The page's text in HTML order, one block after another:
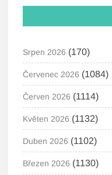
Srpen 2026 (170)
Červenec 2026 (1084)
Červen 2026 (1114)
Květen 2026 (1132)
Duben 2026 (1102)
Březen 2026 (1130)